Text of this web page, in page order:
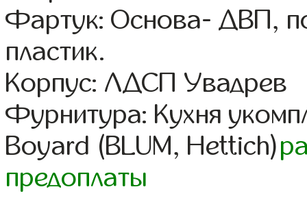
Фартук: Основа- ДВП,
пластик.
Корпус: ЛДСП Увадрев
Фурнитура: Кухня
Boyard (BLUM, Hettich)
предоплаты